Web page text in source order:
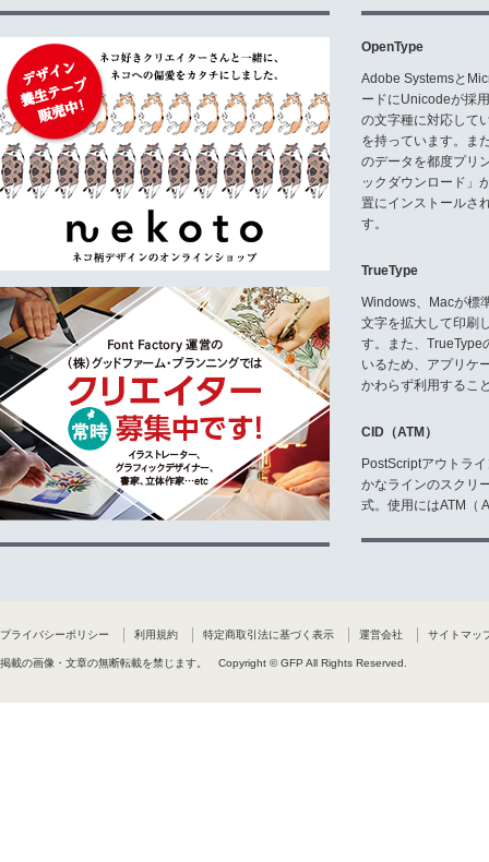
OpenType
Adobe Systemsと
ードにUnicodeが採
の文字種に対応して
を持っています。ま
のデータを都度プリ
ックダウンロード」
置にインストールさ
す。
TrueType
Windows、Macが標
文字を拡大して印刷
す。また、TrueType
いるため、アプリケ
かわらず利用するこ
CID（ATM）
PostScriptアウトラ
かなラインのスクリ
式。使用にはATM（
プライバシーポリシー 利用規約 特定商取引法に基づく表示 運営会社 サイトマッ
掲載の画像・文章の無断転載を禁じます。 Copyright © GFP All Rights Reserved.